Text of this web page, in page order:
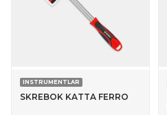
INSTRUMENTLAR
SKREBOK KATTA FERRO